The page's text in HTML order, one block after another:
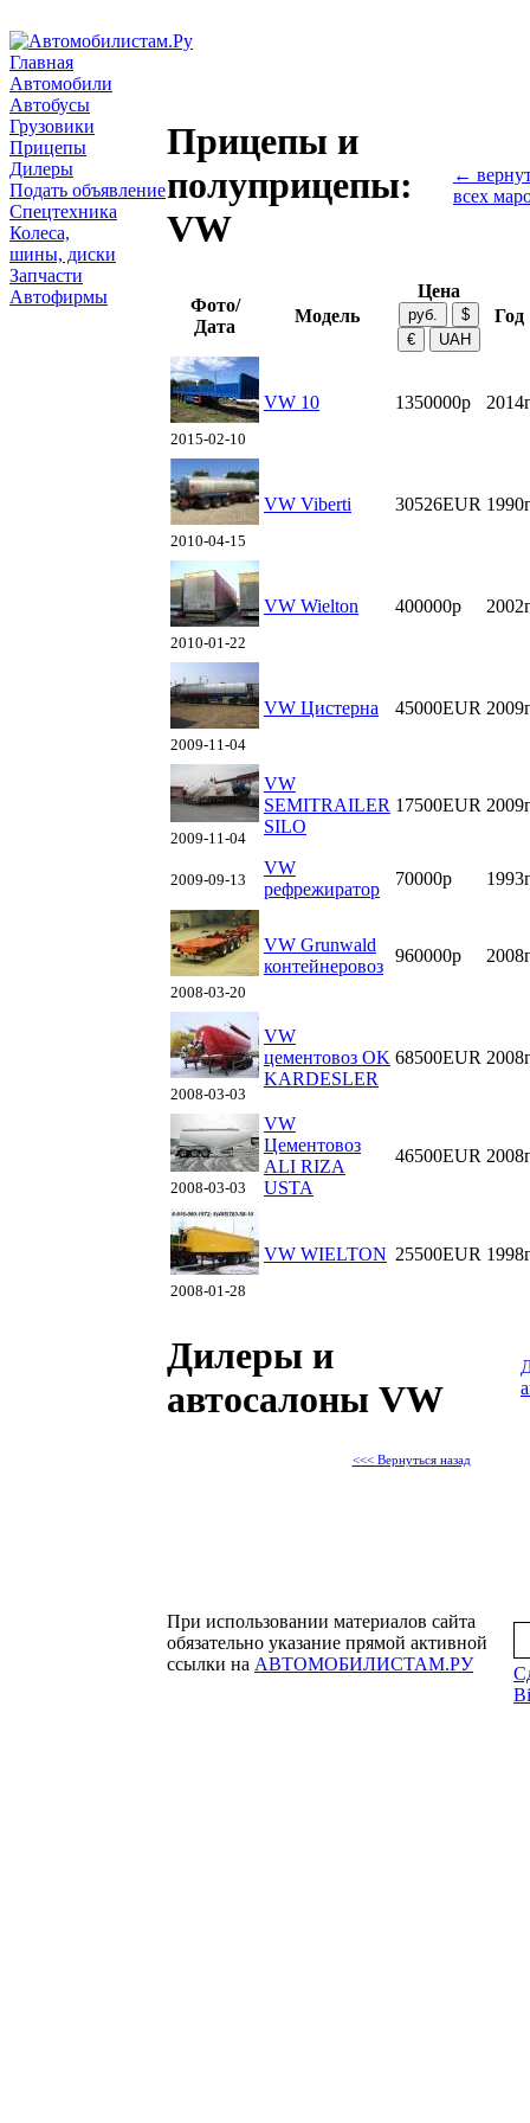
Главная
Автомобили
Автобусы
Грузовики
Прицепы
Дилеры
Подать объявление
Спецтехника
Колеса,
шины, диски
Запчасти
Автофирмы
Прицепы и
полуприцепы:
VW
←
всех
Фото/
Дата
Модель
Цена
Год
2015-02-10
VW 10 1350000р
2010-04-15
VW Viberti 30526EUR
2010-01-22
VW Wielton 400000р
2009-11-04
VW Цистерна 45000EUR
2009-11-04
VW
SEMITRAILER
SILO
17500EUR
2009-09-13
VW
рефрежиратор
70000р
2008-03-20
VW Grunwald
контейнеровоз
960000р
2008-03-03
VW
цементовоз OK
KARDESLER
68500EUR
2008-03-03
VW
Цементовоз
ALI RIZA
USTA
46500EUR
2008-01-28
VW WIELTON 25500EUR
Дилеры и
автосалоны VW
<<< Вернуться назад
При использовании материалов сайта
обязательно указание прямой активной
ссылки на АВТОМОБИЛИСТАМ.РУ